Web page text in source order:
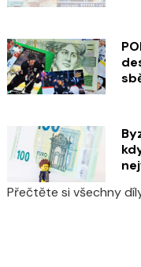
Přečtěte si všechny